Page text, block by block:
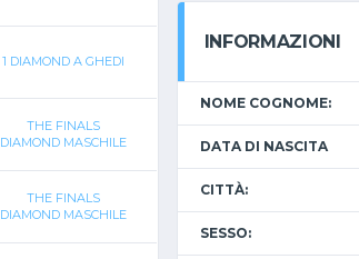
1 DIAMOND A GHEDI
THE FINALS
DIAMOND MASCHILE
THE FINALS
DIAMOND MASCHILE
INFORMAZIONI
NOME COGNOME:
DATA DI NASCITA
CITTÀ:
SESSO: